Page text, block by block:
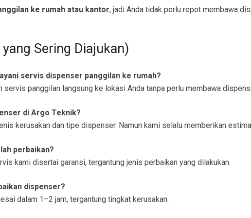
ke rumah atau kantor, jadi Anda tidak perlu repot membawa
Sering Diajukan)
servis dispenser panggilan ke rumah?
servis panggilan langsung ke lokasi Anda tanpa perlu membawa
di Argo Teknik?
kerusakan dan tipe dispenser. Namun kami selalu memberikan
perbaikan?
kami disertai garansi, tergantung jenis perbaikan yang dilakukan.
dispenser?
dalam 1–2 jam, tergantung tingkat kerusakan.